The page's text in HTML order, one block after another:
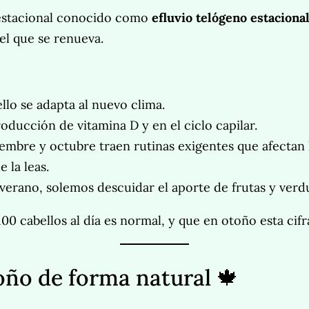
conocido como efluvio telógeno estacional
que se renueva.
se adapta al nuevo clima.
de vitamina D y en el ciclo capilar.
y octubre traen rutinas exigentes que afectan
la leas.
solemos descuidar el aporte de frutas y
cabellos al día es normal, y que en otoño esta
de forma natural 🍁